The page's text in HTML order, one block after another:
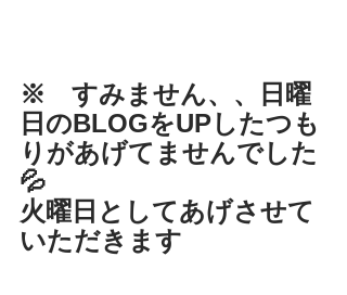
※　すみません、、日曜
日のBLOGをUPしたつも
りがあげてませんでした
💦
火曜日としてあげさせて
いただきます